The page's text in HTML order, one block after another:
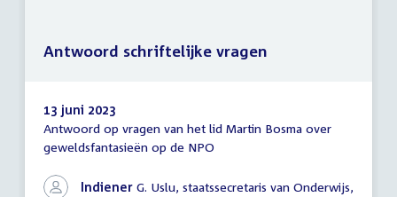
Antwoord
schriftelijke
13 juni 2023
Antwoord op vragen van het lid Martin Bosma over
geweldsfantasieën op de NPO
Indiener G. Uslu, staatssecretaris van Onderwijs,
Antwoord schriftelijke vragen